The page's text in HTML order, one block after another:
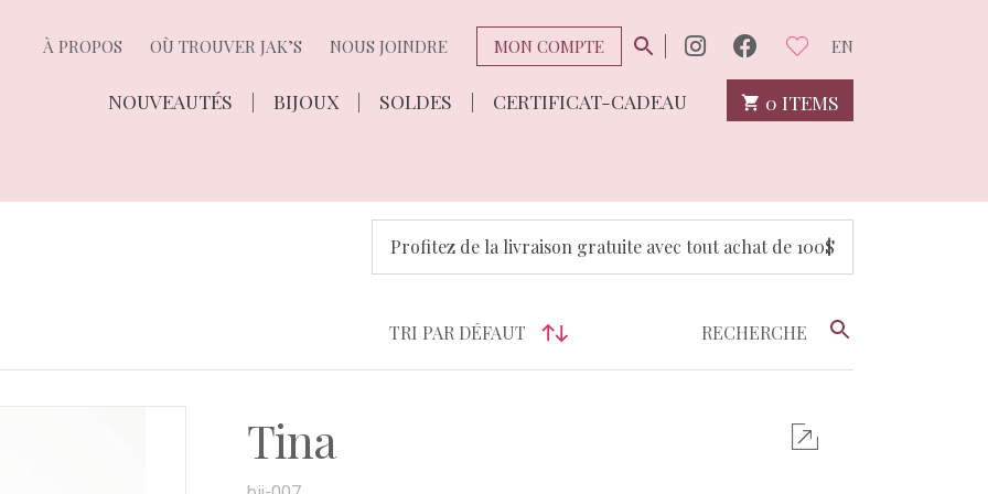
À PROPOS OÙ TROUVER JAK’S NOUS JOINDRE MON COMPTE EN
NOUVEAUTÉS BIJOUX SOLDES CERTIFICAT-CADEAU 0 ITEMS
Profitez de la livraison gratuite avec tout achat de 100$
Tina